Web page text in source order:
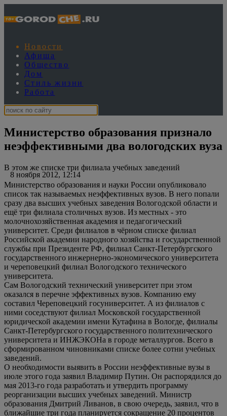
Новости
Афиша
Общество
Дом
Стиль жизни
Работа
Министерство образования признало
неэффективными два вологодских вуза
8 ноября 2012, 12:14
В этом же списке три филиала учебных заведений
Министерство образования и науки России опубликовало
список так называемых неэффективных вузов. В него попали
сразу два высших учебных заведения Вологодской области и
ещё три филиала столичных вузов. Из местных - это
молочнохозяйственная академия и педагогический
университет. Среди филиалов в чёрном списке филиал
Российской академии народного хозяйства и государственной
службы при Президенте РФ, филиал Санкт-Петербургского
государственного инжернерно-экономического университета
и череповецкий филиал Вологодского технического
университета.
Сам Вологодский технический университет при этом
оказался в перечне эффективных вузов. Компанию ему
составил Череповецкий госуниверситет. А из филиалов с
ними соседствуют филиал Московской государственной
юридической академии имени Кутафина в Вологде, филиалы
Санкт-Петербургского государственного политехнического
университета и ИНЖЭКОНа в городе металлургов. Всего в
сформированном чиновниками списке более сотни учебных
заведений.
О необходимости выявить в России неэффективные вузы в
июле этого года заявил Владимир Путин. Он распорядился до
мая 2013-го года разработать и утвердить программу
реорганизации высших учебных заведений. Министр
образования Дмитрий Ливанов, в свою очередь, заявил, что в
ближайшие три года планируется сокращение 20 процентов